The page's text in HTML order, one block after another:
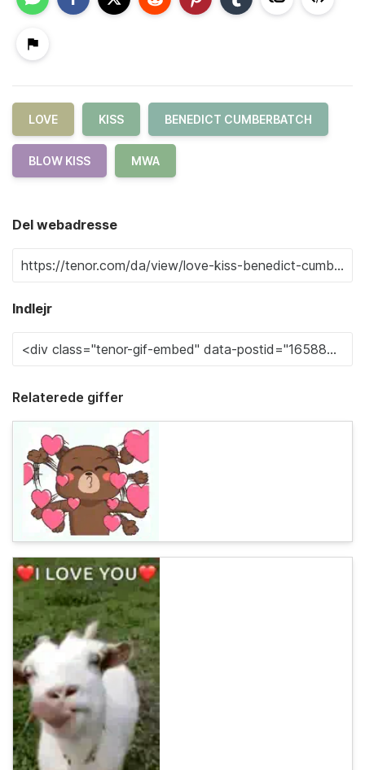
LOVE KISS BENEDICT CUMBERBATCH
BLOW KISS MWA
Del webadresse
Indlejr
Relaterede giffer